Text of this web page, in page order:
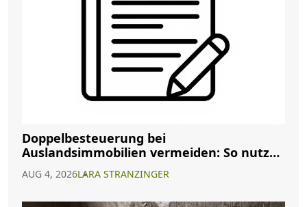
Doppelbesteuerung bei
Auslandsimmobilien vermeiden: So nutzen
AUG 4, 2026LARA STRANZINGER